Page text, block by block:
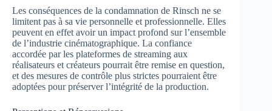
Les conséquences de la condamnation de Rinsch ne se
limitent pas à sa vie personnelle et professionnelle. Elles
peuvent en effet avoir un impact profond sur l’ensemble
de l’industrie cinématographique. La confiance
accordée par les plateformes de streaming aux
réalisateurs et créateurs pourrait être remise en question,
et des mesures de contrôle plus strictes pourraient être
adoptées pour préserver l’intégrité de la production.